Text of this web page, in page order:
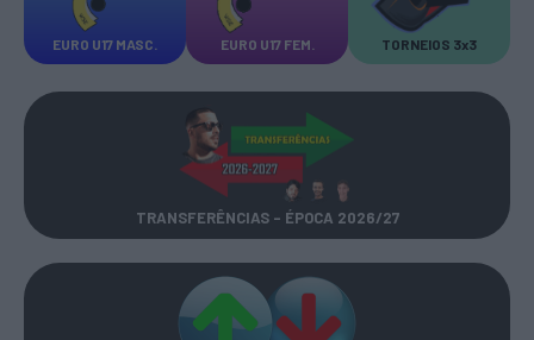
EURO U17 MASC. EURO U17 FEM. TORNEIOS 3x3
TRANSFERÊNCIAS - ÉPOCA 2026/27